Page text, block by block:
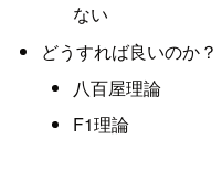
ない
どうすれば良いのか？
八百屋理論
F1理論